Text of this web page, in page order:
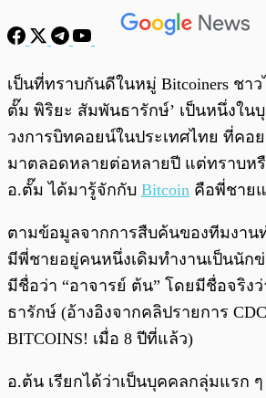
พร้อมเล่น
เป็นที่ทราบกันดีในหมู่ Bitcoiners ชาว
ตั๊ม พิริยะ สัมพันธารักษ์’ เป็นหนึ่งใน
วงการบิทคอยน์ในประเทศไทย ที่คอ
มาตลอดหลายต่อหลายปี แต่ทราบห
อ.ตั๊ม ได้มารู้จักกับ Bitcoin คือพี่ชายแ
ตามข้อมูลจากการสืบค้นของทีมงาน
มีพี่ชายอยู่คนหนึ่งเดิมทำงานเป็นนัก
มีชื่อว่า “อาจารย์ ต้น” โดยมีชื่อจริง
ธารักษ์ (อ้างอิงจากคลิปรายการ CDC
BITCOINS! เมื่อ 8 ปีที่แล้ว)
อ.ต้น เรียกได้ว่าเป็นบุคคลกลุ่มแรก ๆ